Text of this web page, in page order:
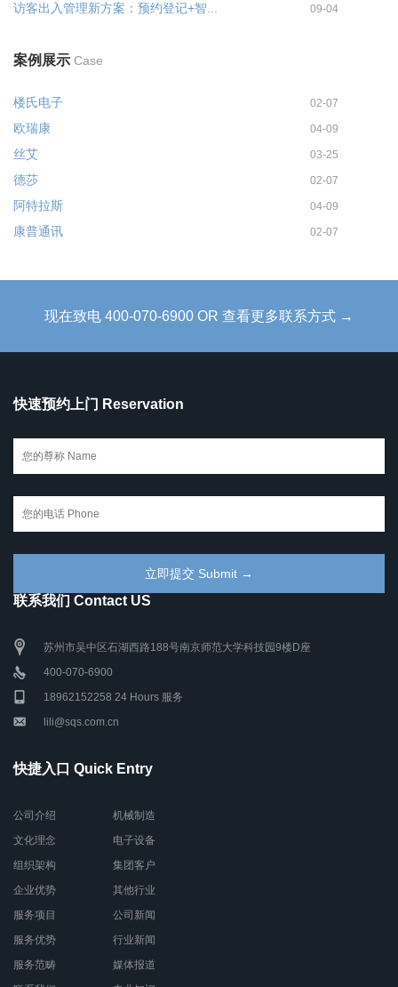
访客出入管理新方案：预约登记+智... 09-04
案例展示 Case
楼氏电子 02-07
欧瑞康 04-09
丝艾 03-25
德莎 02-07
阿特拉斯 04-09
康普通讯 02-07
现在致电 400-070-6900 OR 查看更多联系方式 →
快速预约上门 Reservation
联系我们 Contact US
苏州市吴中区石湖西路188号南京师范大学科技园9楼D座
400-070-6900
18962152258 24 Hours 服务
lili@sqs.com.cn
快捷入口 Quick Entry
公司介绍
文化理念
组织架构
企业优势
服务项目
服务优势
服务范畴
机械制造
电子设备
集团客户
其他行业
公司新闻
行业新闻
媒体报道